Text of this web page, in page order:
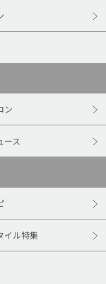
ン
ース
イル特集